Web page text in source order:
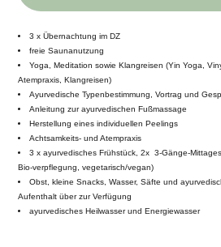
3 x Übernachtung im DZ
freie Saunanutzung
Yoga, Meditation sowie Klangreisen (Yin Yoga,
Atempraxis, Klangreisen)
Ayurvedische Typenbestimmung, Vortrag und
Anleitung zur ayurvedischen Fußmassage
Herstellung eines individuellen Peelings
Achtsamkeits- und Atempraxis
3 x ayurvedisches Frühstück, 2x 3-Gänge-
Bio-verpflegung, vegetarisch/vegan)
Obst, kleine Snacks, Wasser, Säfte und
Aufenthalt über zur Verfügung
ayurvedisches Heilwasser und Energiewasser